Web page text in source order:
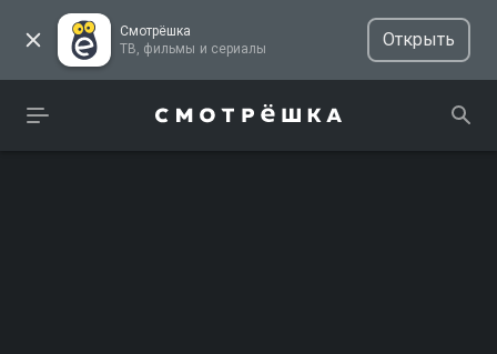
Смотрёшка
ТВ, фильмы и сериалы
Открыть